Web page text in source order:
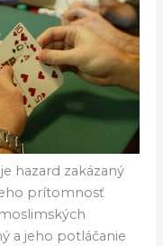
hazard zakázaný
prítomnosť
a jeho potláčanie